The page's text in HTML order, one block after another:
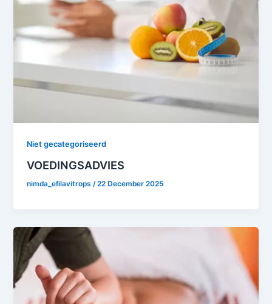
Niet gecategoriseerd
VOEDINGSADVIES
nimda_efilavitrops /22 December 2025